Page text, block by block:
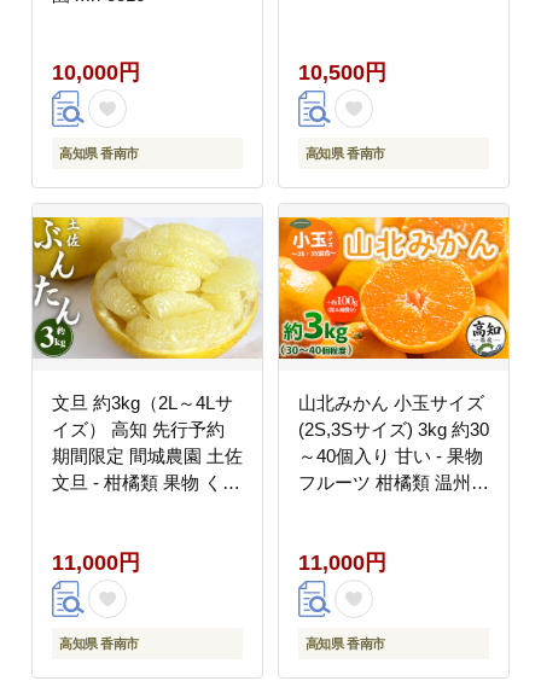
10,000円
高知県 香南市
10,500円
高知県 香南市
文旦 約3kg（2L～4Lサ
イズ） 高知 先行予約
期間限定 間城農園 土佐
文旦 - 柑橘類 果物 くだ
限定 高知県 香南市 ms-
0090
11,000円
高知県 香南市
山北みかん 小玉サイズ
(2S,3Sサイズ) 3kg 約30
～40個入り 甘い - 果物
フルーツ 柑橘類 温州み
みらい 高知県 香南市
yk-0077
11,000円
高知県 香南市